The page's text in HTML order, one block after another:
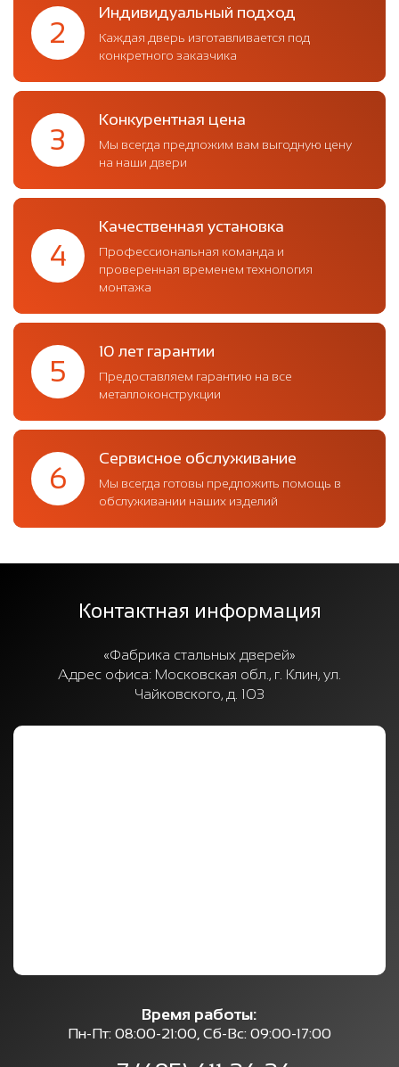
2
Индивидуальный подход
Каждая дверь изготавливается под
конкретного заказчика
3
Конкурентная цена
Мы всегда предложим вам выгодную цену
на наши двери
4
Качественная установка
Профессиональная команда и
проверенная временем технология
монтажа
5
10 лет гарантии
Предоставляем гарантию на все
металлоконструкции
6
Сервисное обслуживание
Мы всегда готовы предложить помощь в
обслуживании наших изделий
Контактная информация
«Фабрика стальных дверей»
Адрес офиса: Московская обл., г. Клин, ул.
Чайковского, д. 103
Время работы:
Пн-Пт: 08:00-21:00, Сб-Вс: 09:00-17:00